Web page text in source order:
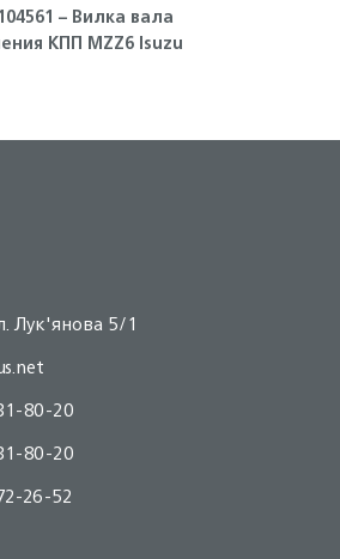
– Вилка вала
КПП MZZ6 Isuzu
Лук'янова 5/1
80-20
80-20
26-52